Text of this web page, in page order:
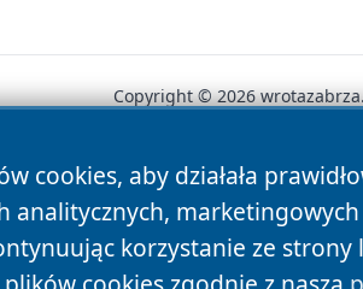
cookies, aby działała
analitycznych,
korzystanie ze
Copyright © 2026
News Autorzy Polityka